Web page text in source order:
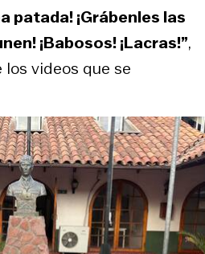
patada! ¡Grábenles las
¡Babosos! ¡Lacras!”,
videos que se